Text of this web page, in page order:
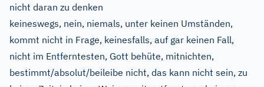
nicht daran zu denken
keineswegs, nein, niemals, unter keinen Umständen,
kommt nicht in Frage, keinesfalls, auf gar keinen Fall,
nicht im Entferntesten, Gott behüte, mitnichten,
bestimmt/absolut/beileibe nicht, das kann nicht sein, zu